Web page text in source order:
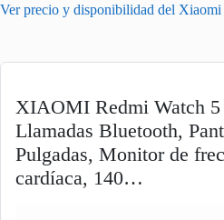
Ver precio y disponibilidad del Xiaomi
XIAOMI Redmi Watch
Llamadas Bluetooth,
Pulgadas, Monitor de
cardíaca, 140…